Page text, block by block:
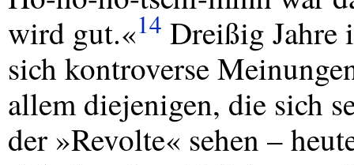
wird gut.«14 Dreißig Jahre
sich kontroverse
allem diejenigen, die sich
der »Revolte« sehen –